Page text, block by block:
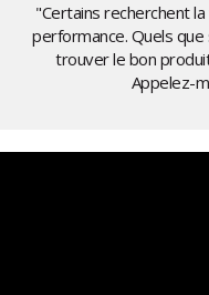
"Certains recherchent
performance. Quels
trouver le bon
Appelez-